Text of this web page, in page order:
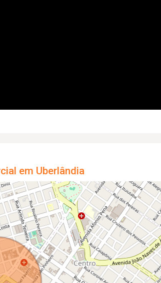
em Uberlândia